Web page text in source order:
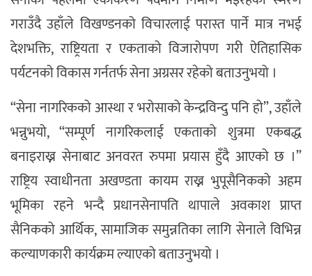
गराउँदै उहाँले विखण्डनको विचारलाई परास्त पार्ने मात्र नभई
देशभक्ति, राष्ट्रियता र एकताको विजारोपण गरी ऐतिहासिक
पर्यटनको विकास गर्नतर्फ सेना अग्रसर रहेको बताउनुभयो ।
“सेना नागरिकको आस्था र भरोसाको केन्द्रविन्दु पनि हो”, उहाँले
भन्नुभयो, “सम्पूर्ण नागरिकलाई एकताको शुत्रमा एकबद्ध
बनाइराख्न सेनाबाट अनवरत रुपमा प्रयास हुँदै आएको छ ।”
राष्ट्रिय स्वाधीनता अखण्डता कायम राख्न भुपूसैनिकको अहम
भूमिका रहने भन्दै प्रधानसेनापति थापाले अवकाश प्राप्त
सैनिकको आर्थिक, सामाजिक समुन्नतिका लागि सेनाले विभिन्न
कल्याणकारी कार्यक्रम ल्याएको बताउनुभयो ।